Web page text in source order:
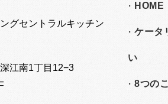
グセントラルキッチン
江南1丁目12−3
HOME
ケータ
い
8つの